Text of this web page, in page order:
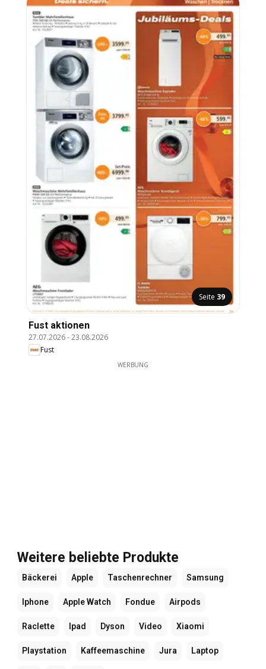
Seite 39
Fust aktionen
27.07.2026-23.08.2026
Fust
WERBUNG
Weitere beliebte Produkte
Bäckerei Apple Taschenrechner Samsung
Iphone Apple Watch Fondue Airpods
Raclette Ipad Dyson Video Xiaomi
Playstation Kaffeemaschine Jura Laptop